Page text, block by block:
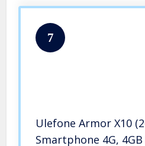
7
Ulefone Armor X10
Smartphone 4G, 4GB